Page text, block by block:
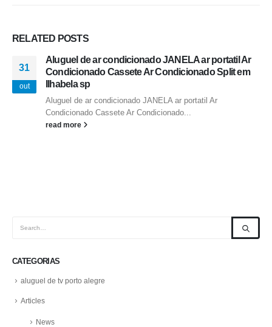
RELATED POSTS
31
out
Aluguel de ar condicionado JANELA ar portatil Ar
Condicionado Cassete Ar Condicionado Split em
Ilhabela sp
Aluguel de ar condicionado JANELA ar portatil Ar
Condicionado Cassete Ar Condicionado...
read more
CATEGORIAS
aluguel de tv porto alegre
Articles
News